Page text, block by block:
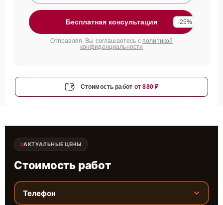
Бесплатная консультация -25%
Отправляя, Вы соглашаетесь с политикой
конфиденциальности
Стоимость работ от 880 ₽
АКТУАЛЬНЫЕ ЦЕНЫ
Стоимость работ
Телефон